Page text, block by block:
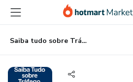
para
conteúdo
principal
para
pagamento
para
rodapé
Saiba tudo sobre Tráfego Orgânico